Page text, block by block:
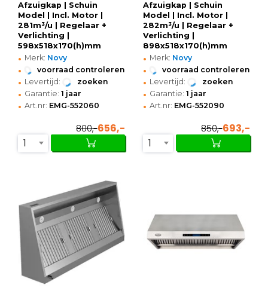
Afzuigkap | Schuin
Model | Incl. Motor |
281m³/u | Regelaar +
Verlichting |
598x518x170(h)mm
• Merk: Novy
• voorraad controleren
• Levertijd: zoeken
• Garantie: 1 jaar
• Art.nr: EMG-552060
800,-656,-
1
Afzuigkap | Schuin
Model | Incl. Motor |
282m³/u | Regelaar +
Verlichting |
898x518x170(h)mm
• Merk: Novy
• voorraad controleren
• Levertijd: zoeken
• Garantie: 1 jaar
• Art.nr: EMG-552090
850,-693,-
1